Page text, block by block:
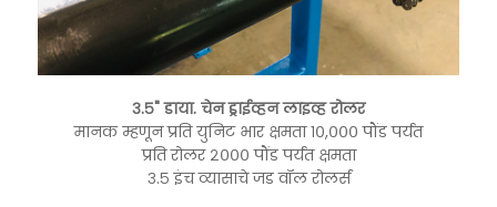
३.५" डाया. चेन ड्राईव्हन लाइव्ह रोलर
मानक म्हणून प्रति युनिट भार क्षमता १०,००० पौंड पर्यंत
प्रति रोलर २००० पौंड पर्यंत क्षमता
३.५ इंच व्यासाचे जड वॉल रोलर्स